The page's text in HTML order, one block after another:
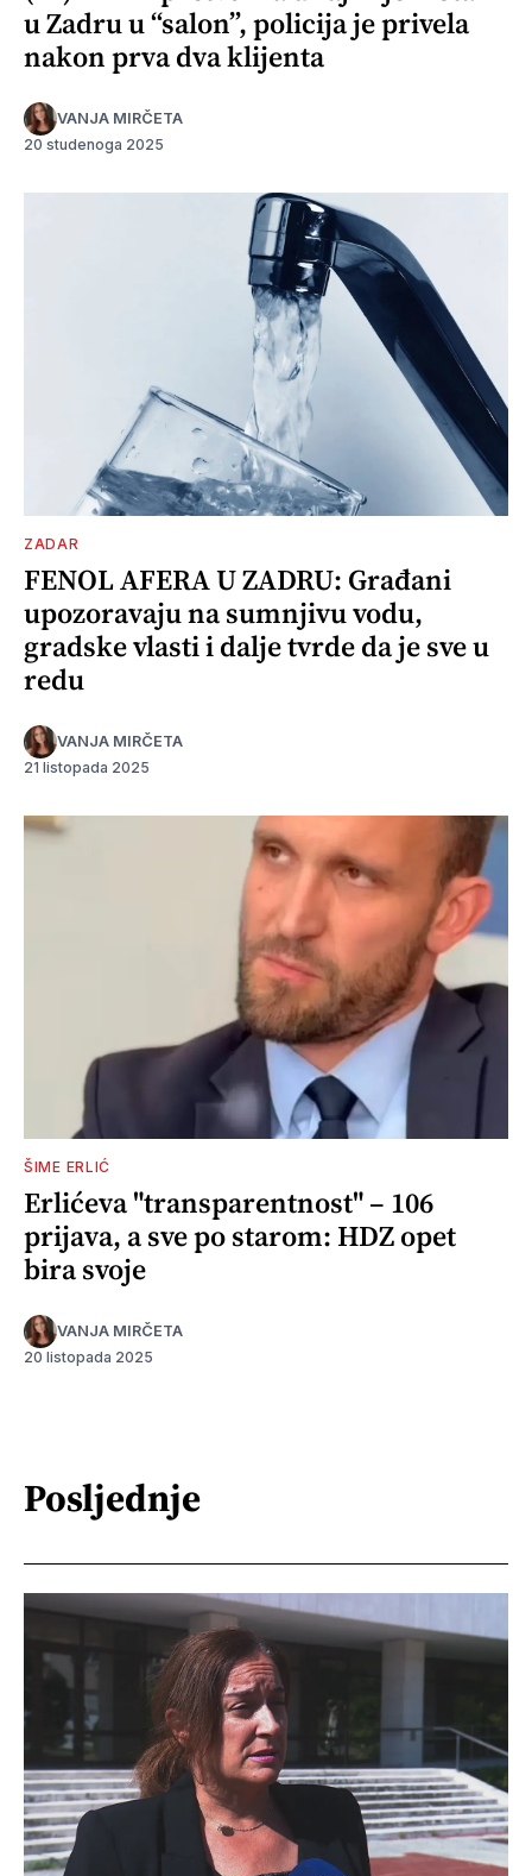
u Zadru u “salon”, policija je privela
nakon prva dva klijenta
VANJA MIRČETA
20 studenoga 2025
ZADAR
FENOL AFERA U ZADRU: Građani
upozoravaju na sumnjivu vodu,
gradske vlasti i dalje tvrde da je sve u
redu
VANJA MIRČETA
21 listopada 2025
ŠIME ERLIĆ
Erlićeva "transparentnost" – 106
prijava, a sve po starom: HDZ opet
bira svoje
VANJA MIRČETA
20 listopada 2025
Posljednje